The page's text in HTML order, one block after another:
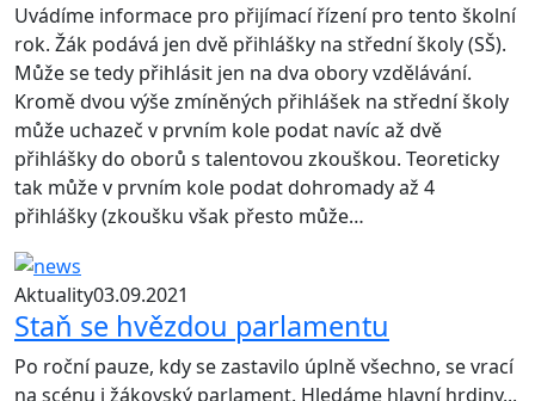
Uvádíme informace pro přijímací řízení pro tento školní
rok. Žák podává jen dvě přihlášky na střední školy (SŠ).
Může se tedy přihlásit jen na dva obory vzdělávání.
Kromě dvou výše zmíněných přihlášek na střední školy
může uchazeč v prvním kole podat navíc až dvě
přihlášky do oborů s talentovou zkouškou. Teoreticky
tak může v prvním kole podat dohromady až 4
přihlášky (zkoušku však přesto může…
Aktuality03.09.2021
Staň se hvězdou parlamentu
Po roční pauze, kdy se zastavilo úplně všechno, se vrací
na scénu i žákovský parlament. Hledáme hlavní hrdiny...